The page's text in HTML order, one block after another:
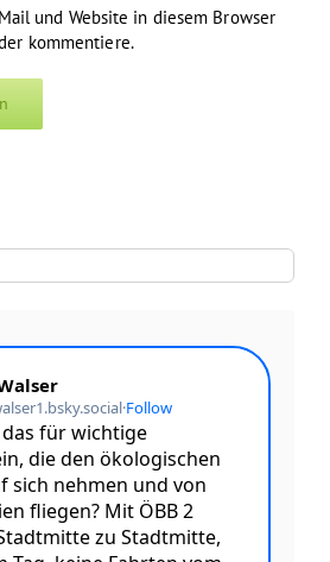
und Website in diesem Browser
kommentiere.